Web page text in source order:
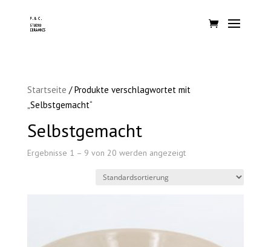
Startseite / Produkte verschlagwortet mit
„Selbstgemacht“
Selbstgemacht
Ergebnisse 1 – 9 von 20 werden angezeigt